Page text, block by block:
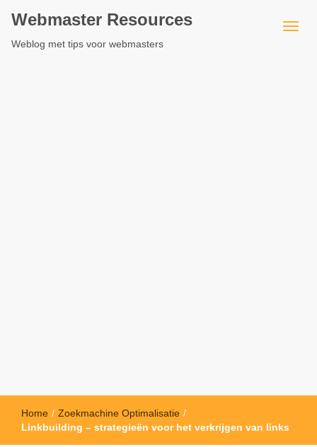
Webmaster Resources
Weblog met tips voor webmasters
Home / Zoekmachine Optimalisatie /
Linkbuilding – strategieën voor het verkrijgen van links